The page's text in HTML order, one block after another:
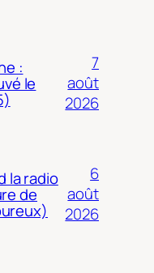
:
le
7
août
2026
la radio
de
6
août
2026